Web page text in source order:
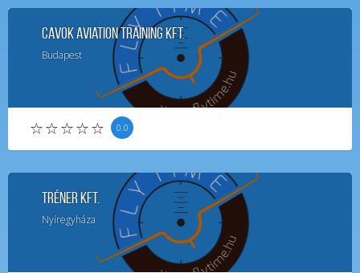
CAVOK Aviation Training Kft.
Budapest
0.0
Tréner Kft.
Nyíregyháza